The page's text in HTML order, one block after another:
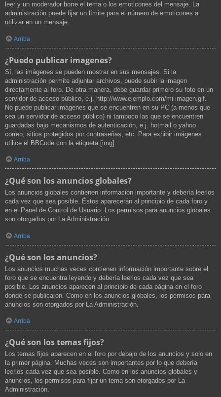
leer y un moderador borre el tema o los emoticones del mensaje. La
administración puede fijar un límite para el número de emoticones a
utilizar en un mensaje.
Arriba
¿Puedo publicar imagenes?
Sí, las imágenes se pueden mostrar en sus mensajes. Si la
administración permite adjuntar archivos, puede subir la imagen
directamente al foro. De otra manera, debe guardar primero su foto en un
servidor de acceso público, e.j. http://www.ejemplo.com/mi-imagen.gif.
No puede publicar imágenes que se encuentren en su PC (a menos que
sea un servidor de acceso público) ni tampoco las que se encuentren
guardadas bajo mecanismos de autenticación, e.j. hotmail o yahoo
correo, sitios protegidos por contraseñas, etc. Para exhibir imágenes
utilice el BBCode con la etiqueta [img].
Arriba
¿Qué son los anuncios globales?
Los anuncios globales contienen información importante y debería leerlos
cada vez que sea posible. Éstos aparecerán al principio de cada foro y
en el Panel de Control de Usuario. Los permisos para anuncios globales
son otorgados por La Administración.
Arriba
¿Qué son los anuncios?
Los anuncios muchas veces contienen información importante sobre el
foro que se encuentra leyendo y debería leerlos cada vez que sea
posible. Los anuncios aparecen al principio de cada página en el foro
donde se publicaron. Como en los anuncios globales, los permisos para
anuncios son otorgados por La Administración.
Arriba
¿Qué son los temas fijos?
Los temas fijos aparecen en el foro por debajo de los anuncios y solo en
la primer página. Muchas veces son importantes por lo que debería
leerlos cada vez que sea posible. Como en los anuncios globales y
anuncios, los permisos para fijar un tema son otorgados por La
Administración.